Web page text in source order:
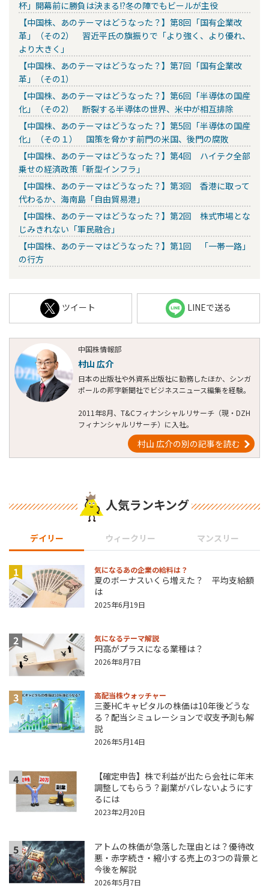
杯」開幕前に勝負は決まる!?冬の陣でもビールが主役
【中国株、あのテーマはどうなった？】第8回「国有企業改
革」（その2） 習近平氏の旗振りで「より強く、より優れ、
より大きく」
【中国株、あのテーマはどうなった？】第7回「国有企業改
革」（その1）
【中国株、あのテーマはどうなった？】第6回「半導体の国産
化」（その2） 断裂する半導体の世界、米中が相互排除
【中国株、あのテーマはどうなった？】第5回「半導体の国産
化」（その１） 国策を脅かす前門の米国、後門の腐敗
【中国株、あのテーマはどうなった？】第4回 ハイテク全部
乗せの経済政策「新型インフラ」
【中国株、あのテーマはどうなった？】第3回 香港に取って
代わるか、海南島「自由貿易港」
【中国株、あのテーマはどうなった？】第2回 株式市場とな
じみきれない「軍民融合」
【中国株、あのテーマはどうなった？】第1回 「一帯一路」
の行方
ツイート LINEで送る
中国株情報部
村山 広介
日本の出版社や外資系出版社に勤務したほか、シンガ
ポールの邦字新聞社でビジネスニュース編集を経験。
2011年8月、T&Cフィナンシャルリサーチ（現・DZH
フィナンシャルリサーチ）に入社。
村山 広介の別の記事を読む
人気ランキング
デイリー ウィークリー マンスリー
1 気になるあの企業の給料は？
夏のボーナスいくら増えた？ 平均支給額
は
2025年6月19日
2 気になるテーマ解説
円高がプラスになる業種は？
2026年8月7日
3 高配当株ウォッチャー
三菱HCキャピタルの株価は10年後どうな
る？配当シミュレーションで収支予測も解
説
2026年5月14日
4
【確定申告】株で利益が出たら会社に年末
調整してもらう？副業がバレないようにす
るには
2023年2月20日
5
アトムの株価が急落した理由とは？優待改
悪・赤字続き・縮小する売上の3つの背景と
今後を解説
2026年5月7日